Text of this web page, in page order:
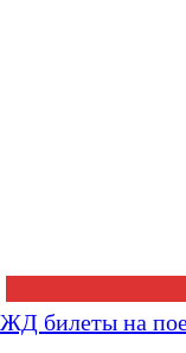
ЖД билеты на